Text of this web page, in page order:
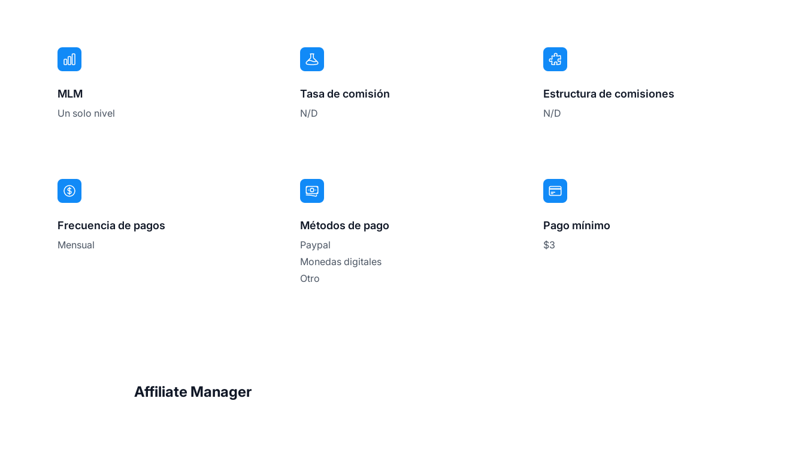
MLM
Un solo nivel
Tasa de comisión
N/D
Estructura de comisiones
N/D
Frecuencia de pagos
Mensual
Métodos de pago
Paypal
Monedas digitales
Otro
Pago mínimo
$3
Affiliate Manager